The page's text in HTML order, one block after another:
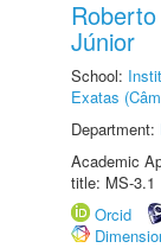
Júnior
School:
Exatas
Department:
Academic
title: MS-3.1
Orcid